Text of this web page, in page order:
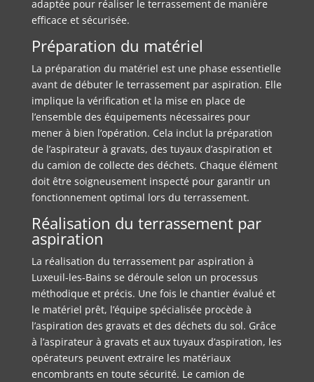
adaptée pour réaliser le terrassement de manière
efficace et sécurisée.
Préparation du matériel
La préparation du matériel est une phase essentielle
avant de débuter le terrassement par aspiration. Elle
implique la vérification et la mise en place de
l’ensemble des équipements nécessaires pour
mener à bien l’opération. Cela inclut la préparation
de l’aspirateur à gravats, des tuyaux d’aspiration et
du camion de collecte des déchets. Chaque élément
doit être soigneusement inspecté pour garantir un
fonctionnement optimal lors du terrassement.
Réalisation du terrassement par
aspiration
La réalisation du terrassement par aspiration à
Luxeuil-les-Bains se déroule selon un processus
méthodique et précis. Une fois le chantier évalué et
le matériel prêt, l’équipe spécialisée procède à
l’aspiration des gravats et des déchets du sol. Grâce
à l’aspirateur à gravats et aux tuyaux d’aspiration, les
opérateurs peuvent extraire les matériaux
encombrants en toute sécurité. Le camion de